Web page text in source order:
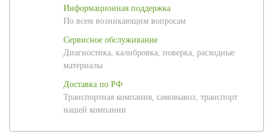
Информационная поддержка
По всем возникающим вопросам
Сервисное обслуживание
Диагностика, калибровка, поверка, расходные
материалы
Доставка по РФ
Транспортная компания, самовывоз, транспорт
нашей компании